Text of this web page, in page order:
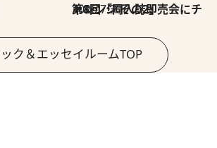
2026.7.30
第8回「同人誌即売会にチャレンジ その2」
ク＆エッセイルームTOP